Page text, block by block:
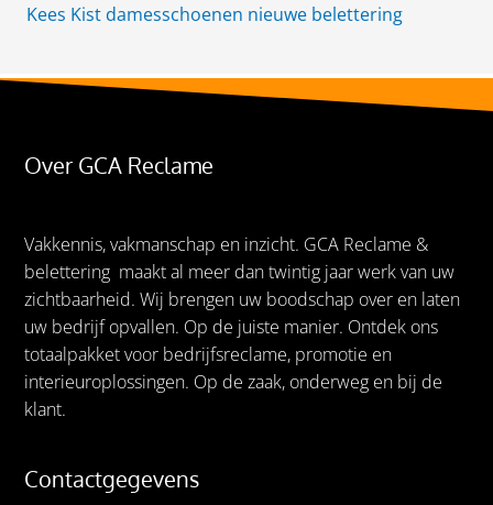
Kees Kist damesschoenen nieuwe belettering
Over GCA Reclame
Vakkennis, vakmanschap en inzicht. GCA Reclame &
belettering maakt al meer dan twintig jaar werk van uw
zichtbaarheid. Wij brengen uw boodschap over en laten
uw bedrijf opvallen. Op de juiste manier. Ontdek ons
totaalpakket voor bedrijfsreclame, promotie en
interieuroplossingen. Op de zaak, onderweg en bij de
klant.
Contactgegevens